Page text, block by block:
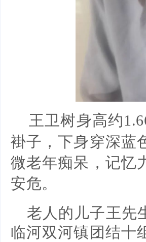
王卫树身高约
褂子，下身穿深蓝
微老年痴呆，记忆
安危。
老人的儿子王先
临河双河镇团结十